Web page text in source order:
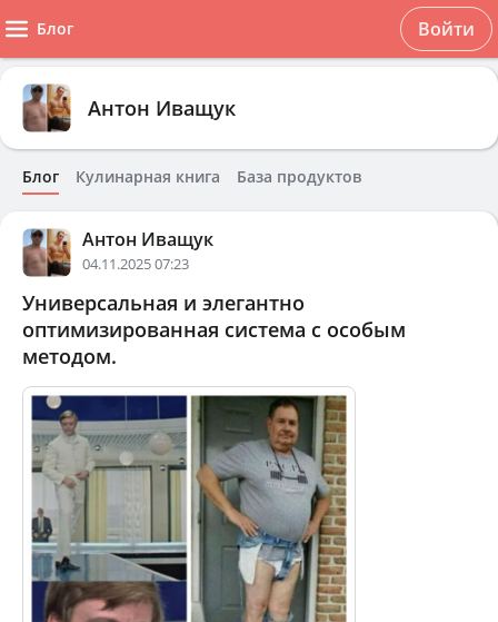
Блог Войти
Антон Иващук
Блог Кулинарная книга База продуктов
Антон Иващук
04.11.2025 07:23
Универсальная и элегантно
оптимизированная система с особым
методом.